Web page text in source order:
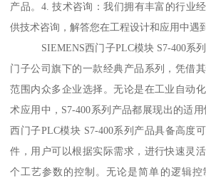
产品。4. 技术咨询：我们拥有丰富的行业
供技术咨询，解答您在工程设计和应用中遇
SIEMENS西门子PLC模块 S7-400系列
门子公司旗下的一款经典产品系列，凭借
范围内众多企业选择。无论是在工业自动
术应用中，S7-400系列产品都展现出的适
西门子PLC模块 S7-400系列产品具备高度
件，用户可以根据实际需求，进行快速灵
个工艺参数的控制。无论是简单的逻辑